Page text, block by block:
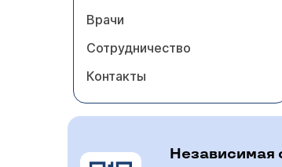
Врачи
Сотрудничество
Контакты
Независимая